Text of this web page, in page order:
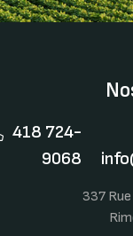
418 724-
9068
337